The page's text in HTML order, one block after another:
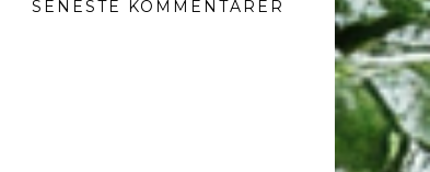
SENESTE KOMMENTARER